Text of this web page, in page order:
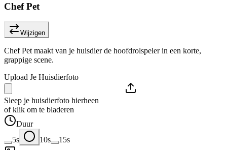
Chef Pet
Wijzigen
Chef Pet maakt van je huisdier de hoofdrolspeler in een korte,
grappige scene.
Upload Je Huisdierfoto
Sleep je huisdierfoto hierheen
of klik om te bladeren
Duur
5s
10s
15s